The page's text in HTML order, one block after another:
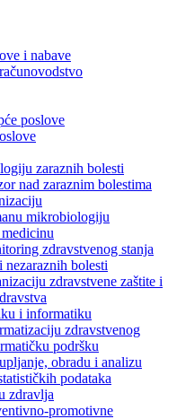
i nabave
poslove
zaraznih bolesti
nad zaraznim bolestima
mikrobiologiju
zdravstvenog stanja
nezaraznih bolesti
zdravstvene zaštite i
i informatiku
zdravstvenog
podršku
obradu i analizu
podataka
zdravlja
promotivne